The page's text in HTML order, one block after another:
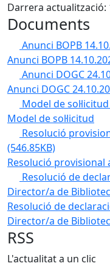
Darrera actualització:
Documents
Anunci BOPB
Anunci BOPB
Anunci DOGC
Anunci DOGC
Model de sol·licitud
Model de sol·licitud
Resolució
(546.85KB)
Resolució provisional
Resolució de
Director/a de
Resolució de
Director/a de
RSS
L'actualitat a un clic